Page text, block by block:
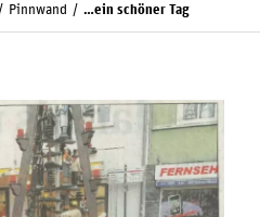
Pinnwand …ein schöner Tag